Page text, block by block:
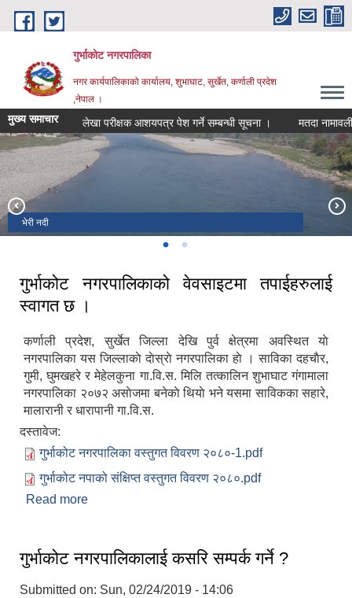
Skip to main content
गुर्भाकोट नगरपालिका
नगर कार्यपालिकाको कार्यालय, शुभाघाट, सुर्खेत, कर्णाली प्रदेश
,नेपाल ।
मुख्य समाचार लेखा परीक्षक आशयपत्र पेश गर्ने सम्बन्धी सूचना । मतदा नामावली
भेरी नदी
दह ताल
गुर्भाकोट नगरपालिकाको वेवसाइटमा तपाईहरुलाई
स्वागत छ ।
कर्णाली प्रदेश, सुर्खेत जिल्ला देखि पुर्व क्षेत्रमा अवस्थित याे
नगरपालिका यस जिल्लाकाे दाेस्राे नगरपालिका हाे । साविका दहचाैर,
गुमी, घुमखहरे र मेहेलकुना गा.वि.स. मिलि तत्कालिन शुभाघाट ग‌ंगामाला
नगरपालिका २०७२ असाेजमा बनेकाे थियाे भने यसमा साविकका सहारे,
मालारानी र धारापानी गा.वि.स.
दस्तावेज:
गुर्भाकोट नगरपालिका वस्तुगत विवरण २०८०-1.pdf
गुर्भाकोट नपाको संक्षिप्त वस्तुगत विवरण २०८०.pdf
Read more
गुर्भाकोट नगरपालिकालाई कसरि सम्पर्क गर्ने ?
Submitted on: Sun, 02/24/2019 - 14:06